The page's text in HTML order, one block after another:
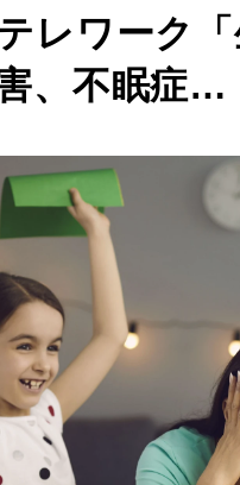
レワーク
、不眠症…